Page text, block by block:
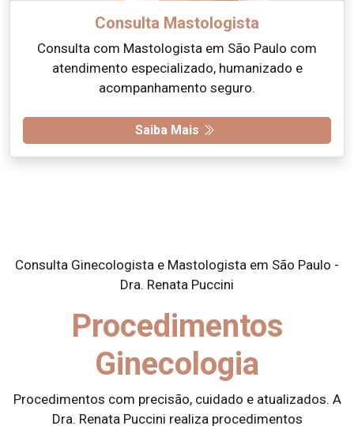
Consulta Mastologista
Consulta com Mastologista em São Paulo com
atendimento especializado, humanizado e
acompanhamento seguro.
Saiba Mais
Consulta Ginecologista e Mastologista em São Paulo -
Dra. Renata Puccini
Procedimentos
Ginecologia
Procedimentos com precisão, cuidado e atualizados. A
Dra. Renata Puccini realiza procedimentos